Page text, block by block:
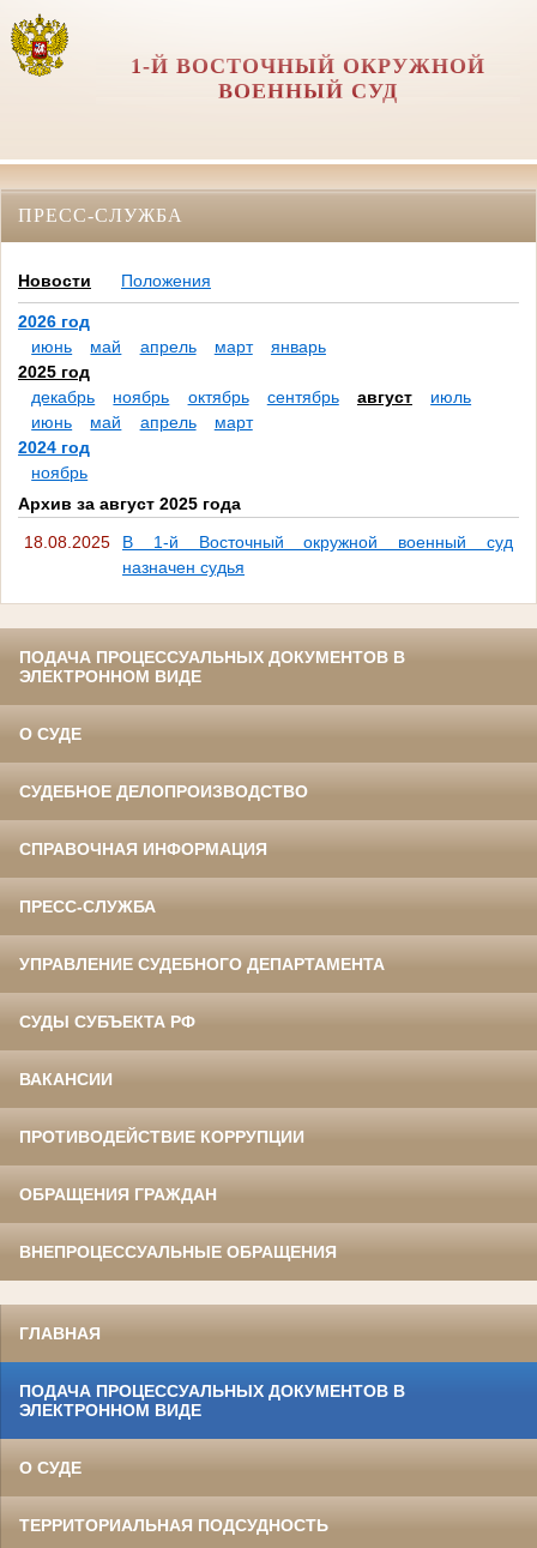
1-Й ВОСТОЧНЫЙ ОКРУЖНОЙ
ВОЕННЫЙ СУД
ПРЕСС-СЛУЖБА
Новости Положения
2026 год
июнь
май апрель март
январь
2025 год
декабрь
ноябрь октябрь сентябрь август
июль
июнь
май апрель
март
2024 год
ноябрь
Архив за август 2025 года
18.08.2025
В 1-й Восточный окружной военный суд
назначен судья
ПОДАЧА ПРОЦЕССУАЛЬНЫХ ДОКУМЕНТОВ В
ЭЛЕКТРОННОМ ВИДЕ
О СУДЕ
СУДЕБНОЕ ДЕЛОПРОИЗВОДСТВО
СПРАВОЧНАЯ ИНФОРМАЦИЯ
ПРЕСС-СЛУЖБА
УПРАВЛЕНИЕ СУДЕБНОГО ДЕПАРТАМЕНТА
СУДЫ СУБЪЕКТА РФ
ВАКАНСИИ
ПРОТИВОДЕЙСТВИЕ КОРРУПЦИИ
ОБРАЩЕНИЯ ГРАЖДАН
ВНЕПРОЦЕССУАЛЬНЫЕ ОБРАЩЕНИЯ
ГЛАВНАЯ
ПОДАЧА ПРОЦЕССУАЛЬНЫХ ДОКУМЕНТОВ В
ЭЛЕКТРОННОМ ВИДЕ
О СУДЕ
ТЕРРИТОРИАЛЬНАЯ ПОДСУДНОСТЬ